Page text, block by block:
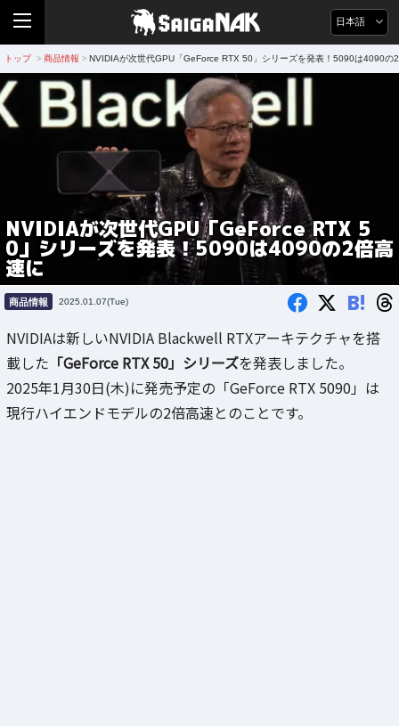
日本語
トップ > 商品情報 > NVIDIAが次世代GPU「GeForce RTX 50」シリーズを発表！5090は4090の
NVIDIAが次世代GPU「GeForce RTX 5
0」シリーズを発表！5090は4090の2倍高
速に
商品情報 2025.01.07(Tue) B!
NVIDIAは新しいNVIDIA Blackwell RTXアーキテクチャを搭
載した 「GeForce RTX 50」シリーズを発表しました。
2025年1月30日(木)に発売予定の「GeForce RTX 5090」は
現行ハイエンドモデルの2倍高速とのことです。